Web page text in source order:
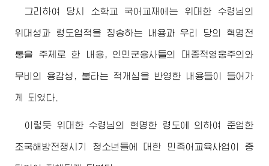
그리하여 당시 소학교 국어교재에는 위대한 수령님의
위대성과 령도업적을 칭송하는 내용과 우리 당의 혁명전
통을 주제로 한 내용, 인민군용사들의 대중적영웅주의와
무비의 용감성, 불타는 적개심을 반영한 내용들이 들어가
게 되였다.
이렇듯 위대한 수령님의 현명한 령도에 의하여 준엄한
조국해방전쟁시기 청소년들에 대한 민족어교육사업이 중